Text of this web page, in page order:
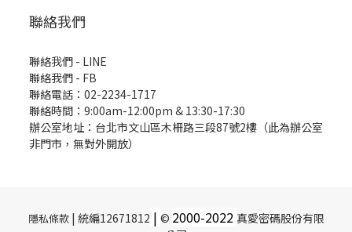
聯絡我們
聯絡我們 - LINE
聯絡我們 - FB
聯絡電話：02-2234-1717
聯絡時間：9:00am-12:00pm & 13:30-17:30
辦公室地址：台北市文山區木柵路三段87號2樓（此為辦公室
非門市，無對外開放）
隱私條款| 統編12671812 | © 2000-2022 真愛密碼股份有限